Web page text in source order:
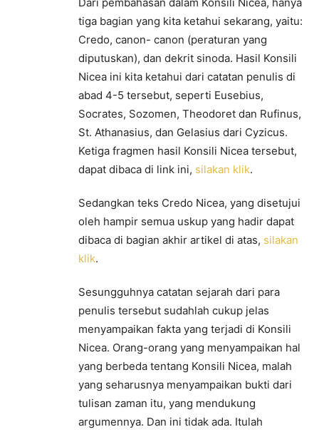
tiga bagian yang kita ketahui sekarang, yaitu:
Credo, canon- canon (peraturan yang
diputuskan), dan dekrit sinoda. Hasil Konsili
Nicea ini kita ketahui dari catatan penulis di
abad 4-5 tersebut, seperti Eusebius,
Socrates, Sozomen, Theodoret dan Rufinus,
St. Athanasius, dan Gelasius dari Cyzicus.
Ketiga fragmen hasil Konsili Nicea tersebut,
dapat dibaca di link ini, silakan klik.
Sedangkan teks Credo Nicea, yang disetujui
oleh hampir semua uskup yang hadir dapat
dibaca di bagian akhir artikel di atas, silakan
klik.
Sesungguhnya catatan sejarah dari para
penulis tersebut sudahlah cukup jelas
menyampaikan fakta yang terjadi di Konsili
Nicea. Orang-orang yang menyampaikan hal
yang berbeda tentang Konsili Nicea, malah
yang seharusnya menyampaikan bukti dari
tulisan zaman itu, yang mendukung
argumennya. Dan ini tidak ada. Itulah